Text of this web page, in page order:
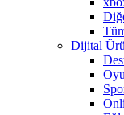
Dijital